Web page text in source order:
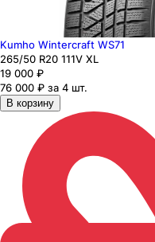
Kumho Wintercraft WS71
265/50 R20 111V XL
19 000 ₽
76 000 ₽ за 4 шт.
В корзину